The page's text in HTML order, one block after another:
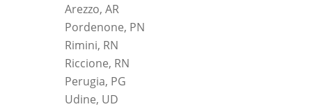
Arezzo, AR
Pordenone, PN
Rimini, RN
Riccione, RN
Perugia, PG
Udine, UD